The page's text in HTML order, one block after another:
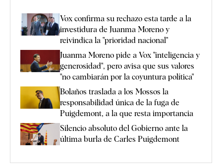
Vox confirma su rechazo esta tarde a la
investidura de Juanma Moreno y
reivindica la "prioridad nacional"
Juanma Moreno pide a Vox "inteligencia y
generosidad", pero avisa que sus valores
"no cambiarán por la coyuntura política"
Bolaños traslada a los Mossos la
responsabilidad única de la fuga de
Puigdemont, a la que resta importancia
Silencio absoluto del Gobierno ante la
última burla de Carles Puigdemont